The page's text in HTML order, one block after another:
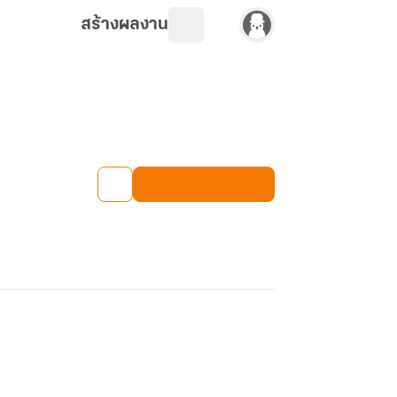
สร้างผลงาน